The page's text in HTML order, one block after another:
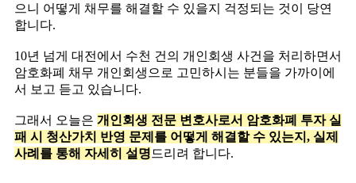
으니 어떻게 채무를 해결할 수 있을지 걱정되는 것이 당연
합니다.
10년 넘게 대전에서 수천 건의 개인회생 사건을 처리하면서
암호화폐 채무 개인회생으로 고민하시는 분들을 가까이에
서 보고 듣고 있습니다.
그래서 오늘은 개인회생 전문 변호사로서 암호화폐 투자 실
패 시 청산가치 반영 문제를 어떻게 해결할 수 있는지, 실제
사례를 통해 자세히 설명드리려 합니다.